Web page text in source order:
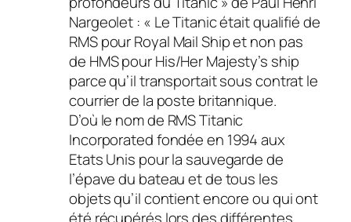
Nargeolet : « Le Titanic était qualifié de
RMS pour Royal Mail Ship et non pas
de HMS pour His/Her Majesty’s ship
parce qu’il transportait sous contrat le
courrier de la poste britannique.
D’où le nom de RMS Titanic
Incorporated fondée en 1994 aux
Etats Unis pour la sauvegarde de
l’épave du bateau et de tous les
objets qu’il contient encore ou qui ont